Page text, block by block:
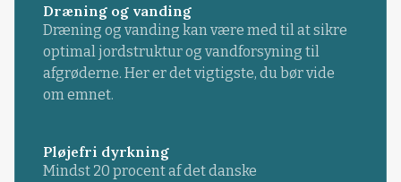
Dræning og vanding
Dræning og vanding kan være med til at sikre
optimal jordstruktur og vandforsyning til
afgrøderne. Her er det vigtigste, du bør vide
om emnet.
Pløjefri dyrkning
Mindst 20 procent af det danske